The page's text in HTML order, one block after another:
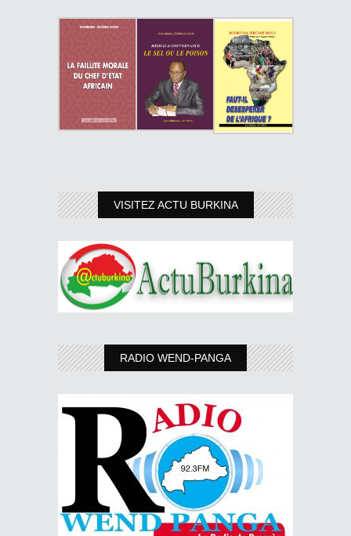
VISITEZ ACTU BURKINA
RADIO WEND-PANGA